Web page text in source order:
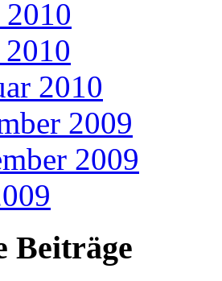
2010
2009
2009
Beiträge